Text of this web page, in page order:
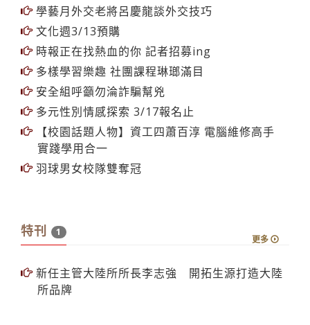
學藝月外交老將呂慶龍談外交技巧
文化週3/13預購
時報正在找熱血的你 記者招募ing
多樣學習樂趣 社團課程琳瑯滿目
安全組呼籲勿淪詐騙幫兇
多元性別情感探索 3/17報名止
【校園話題人物】資工四蕭百淳 電腦維修高手
實踐學用合一
羽球男女校隊雙奪冠
特刊 1
更多
新任主管大陸所所長李志強 開拓生源打造大陸
所品牌